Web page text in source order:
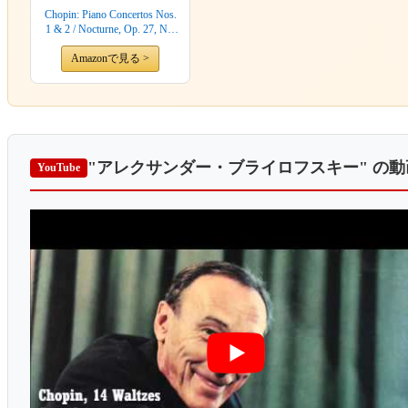
Chopin: Piano Concertos Nos.
1 & 2 / Nocturne, Op. 27, No.
2 / Waltz, Op.posth (Legendary
Performers) by Alexander
Brailowsky (1994-03-15)
Amazonで見る >
YouTube "アレクサンダー・ブライロフスキー" の